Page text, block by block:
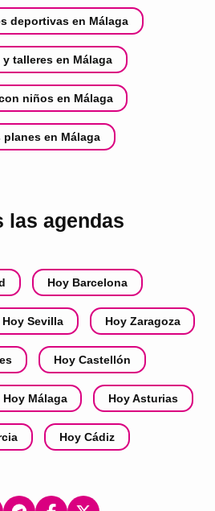
deportivas en Málaga
y talleres en Málaga
niños en Málaga
planes en Málaga
las agendas
Hoy Barcelona
Hoy Sevilla Hoy Zaragoza
Hoy Castellón
Hoy Málaga Hoy Asturias
Hoy Cádiz